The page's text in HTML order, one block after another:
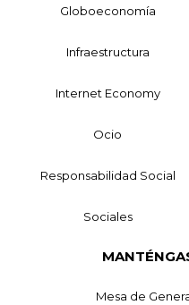
Globoeconomía
Infraestructura
Internet Economy
Ocio
Responsabilidad Social
Sociales
Mesa de